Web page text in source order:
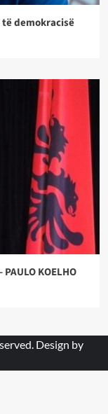
demokracisë
PAULO KOELHO
Design by